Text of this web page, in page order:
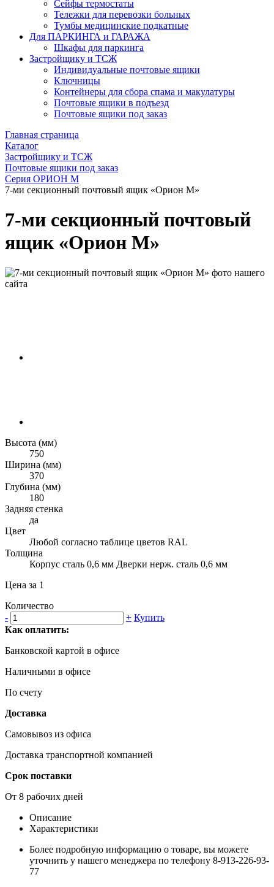
Сейфы термостаты
Тележки для перевозки больных
Тумбы медицинские подкатные
Для ПАРКИНГА и ГАРАЖА
Шкафы для паркинга
Застройщику и ТСЖ
Индивидуальные почтовые ящики
Ключницы
Контейнеры для сбора спама и макулатуры
Почтовые ящики в подъезд
Почтовые ящики под заказ
Главная страница
Каталог
Застройщику и ТСЖ
Почтовые ящики под заказ
Серия ОРИОН М
7-ми секционный почтовый ящик «Орион М»
7-ми секционный почтовый
ящик «Орион М»
Высота (мм)
750
Ширина (мм)
370
Глубина (мм)
180
Задняя стенка
да
Цвет
Любой согласно таблице цветов RAL
Толщина
Корпус сталь 0,6 мм Дверки нерж. сталь 0,6 мм
Цена за 1
Количество
-
+ Купить
Как оплатить:
Банковской картой в офисе
Наличными в офисе
По счету
Доставка
Самовывоз из офиса
Доставка транспортной компанией
Срок поставки
От 8 рабочих дней
Описание
Характеристики
Более подробную информацию о товаре, вы можете
уточнить у нашего менеджера по телефону 8-913-226-93-
77